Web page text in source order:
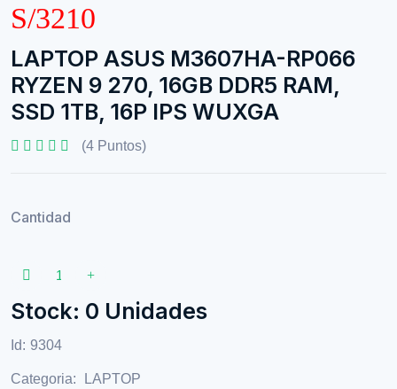
S/3210
LAPTOP ASUS M3607HA-RP066
RYZEN 9 270, 16GB DDR5 RAM,
SSD 1TB, 16P IPS WUXGA
(4 Puntos)
Cantidad
Stock: 0 Unidades
Id: 9304
Categoria: LAPTOP